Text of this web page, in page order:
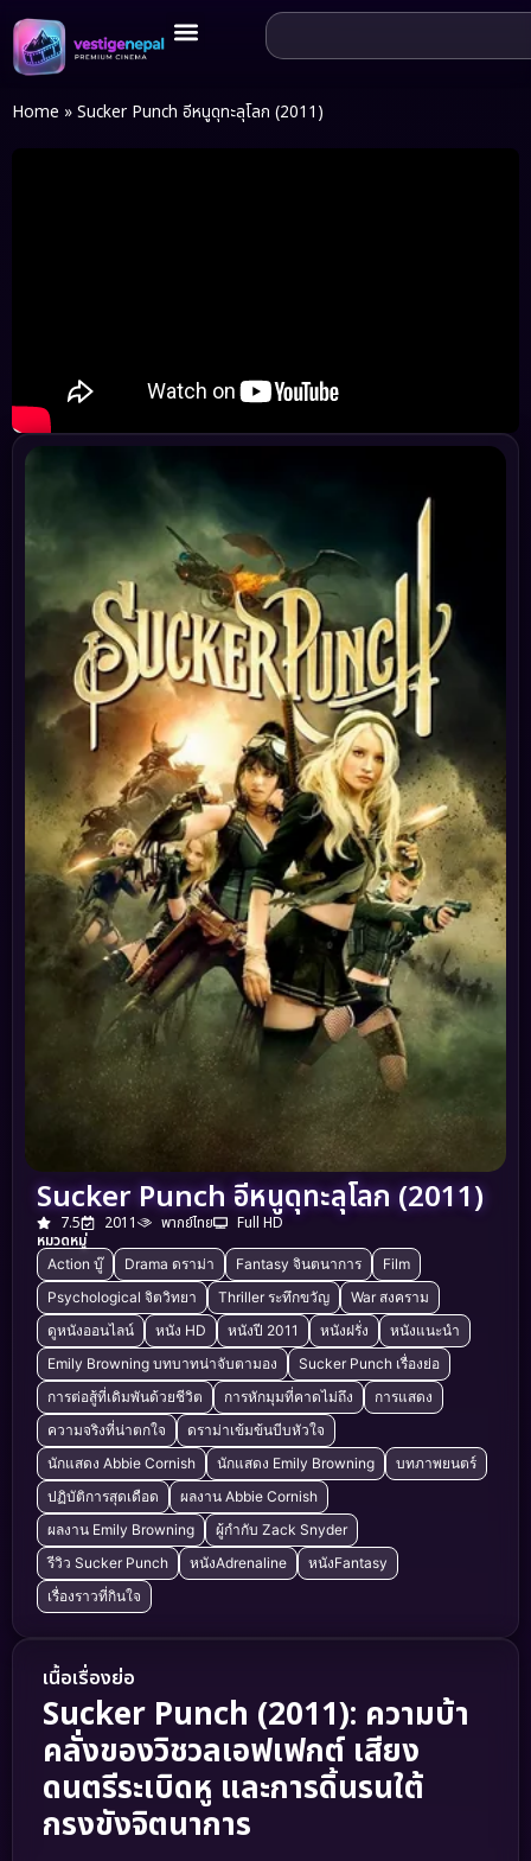
Home » Sucker Punch อีหนูดุทะลุโลก (2011)
Sucker Punch อีหนูดุทะลุโลก (2011)
7.5 2011 พากย์ไทย
Full HD
หมวดหมู่
Action บู๊ Drama ดราม่า Fantasy จินตนาการ
Film
Psychological จิตวิทยา
Thriller ระทึกขวัญ
War สงคราม
ดูหนังออนไลน์
หนัง HD หนังปี 2011 หนังฝรั่ง
หนังแนะนำ
Emily Browning บทบาทน่าจับตามอง
Sucker Punch เรื่องย่อ
การต่อสู้ที่เดิมพันด้วยชีวิต
การหักมุมที่คาดไม่ถึง
การแสดง
ความจริงที่น่าตกใจ
ดราม่าเข้มข้นบีบหัวใจ
นักแสดง Abbie Cornish
นักแสดง Emily Browning
บทภาพยนตร์
ปฏิบัติการสุดเดือด
ผลงาน Abbie Cornish
ผลงาน Emily Browning
ผู้กำกับ Zack Snyder
รีวิว Sucker Punch
หนังAdrenaline
หนังFantasy
เรื่องราวที่กินใจ
เนื้อเรื่องย่อ
Sucker Punch (2011): ความบ้า
คลั่งของวิชวลเอฟเฟกต์ เสียง
ดนตรีระเบิดหู และการดิ้นรนใต้
กรงขังจิตนาการ